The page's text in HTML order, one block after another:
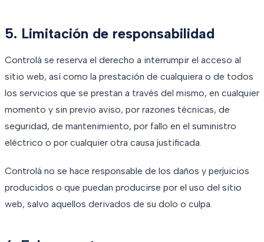
5. Limitación de responsabilidad
Controlá se reserva el derecho a interrumpir el acceso al
sitio web, así como la prestación de cualquiera o de todos
los servicios que se prestan a través del mismo, en cualquier
momento y sin previo aviso, por razones técnicas, de
seguridad, de mantenimiento, por fallo en el suministro
eléctrico o por cualquier otra causa justificada.
Controlá no se hace responsable de los daños y perjuicios
producidos o que puedan producirse por el uso del sitio
web, salvo aquellos derivados de su dolo o culpa.